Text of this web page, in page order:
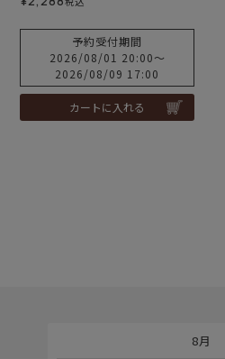
予約受付期間
2026/08/01 20:00〜
2026/08/09 17:00
カートに入れる
8月